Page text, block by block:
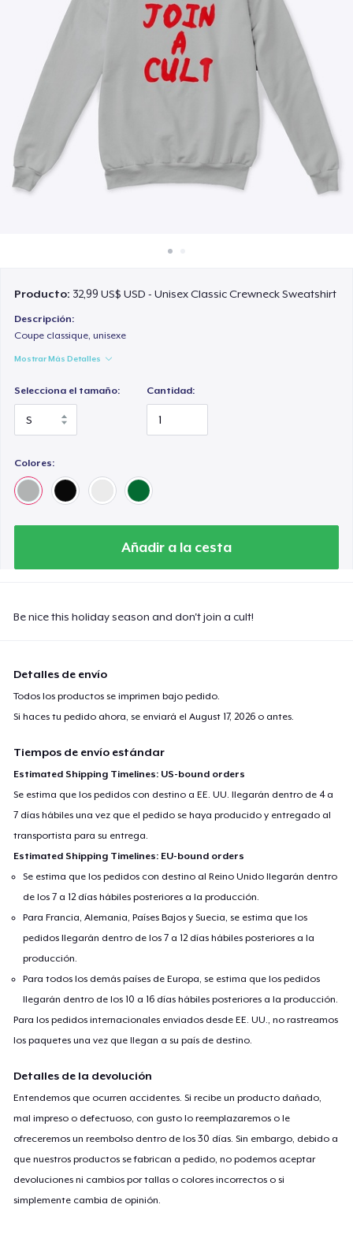
Venda en todas partes
Venda lo que sea
Producto: 32,99 US$ USD - Unisex Classic Crewneck Sweatshirt
Descripción:
Coupe classique, unisexe
Mostrar Más Detalles
Selecciona el tamaño: Cantidad:
Colores:
Añadir a la cesta
Be nice this holiday season and don't join a cult!
Detalles de envío
Todos los productos se imprimen bajo pedido.
Si haces tu pedido ahora, se enviará elAugust 17, 2026 o antes.
Tiempos de envío estándar
Estimated Shipping Timelines: US-bound orders
Se estima que los pedidos con destino a EE. UU. llegarán dentro de 4 a
7 días hábiles una vez que el pedido se haya producido y entregado al
transportista para su entrega.
Estimated Shipping Timelines: EU-bound orders
Se estima que los pedidos con destino al Reino Unido llegarán dentro
de los 7 a 12 días hábiles posteriores a la producción.
Para Francia, Alemania, Países Bajos y Suecia, se estima que los
pedidos llegarán dentro de los 7 a 12 días hábiles posteriores a la
producción.
Para todos los demás países de Europa, se estima que los pedidos
llegarán dentro de los 10 a 16 días hábiles posteriores a la producción.
Para los pedidos internacionales enviados desde EE. UU., no rastreamos
los paquetes una vez que llegan a su país de destino.
Detalles de la devolución
Entendemos que ocurren accidentes. Si recibe un producto dañado,
mal impreso o defectuoso, con gusto lo reemplazaremos o le
ofreceremos un reembolso dentro de los 30 días. Sin embargo, debido a
que nuestros productos se fabrican a pedido, no podemos aceptar
devoluciones ni cambios por tallas o colores incorrectos o si
simplemente cambia de opinión.